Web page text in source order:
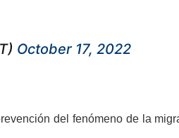
October 17, 2022
del fenómeno de la